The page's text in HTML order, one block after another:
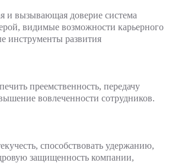
и вызывающая доверие система
видимые возможности карьерного
инструменты развития
преемственность, передачу
вовлеченности сотрудников.
способствовать удержанию,
защищенность компании,